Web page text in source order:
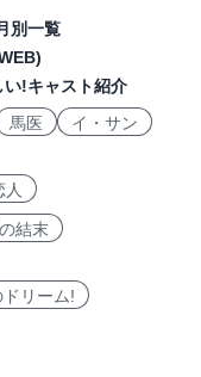
別一覧
い!キャスト紹介
馬医
イ・サン
人
結末
リーム!